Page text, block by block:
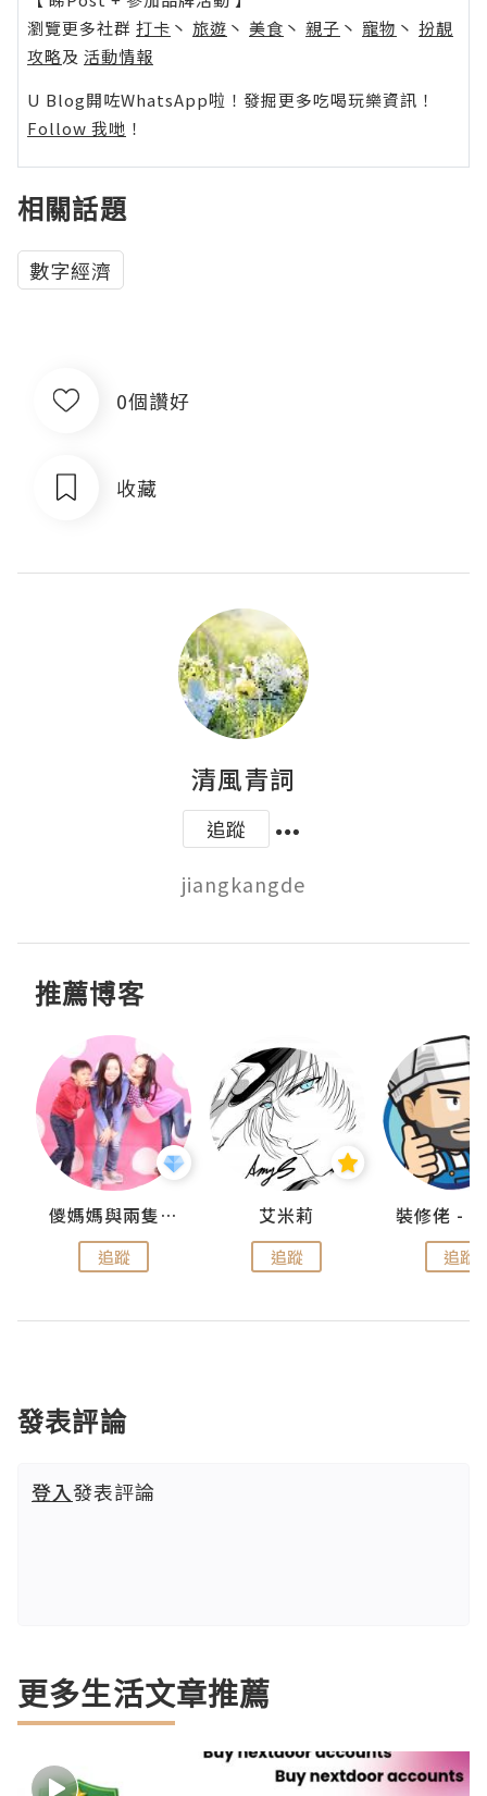
瀏覽更多社群 打卡 丶 旅遊 丶 美食 丶 親子 丶 寵物 丶 扮靚
攻略及 活動情報
U Blog開咗WhatsApp啦！發掘更多吃喝玩樂資訊！
Follow 我哋 ！
相關話題
數字經濟
0個讚好
收藏
清風青詞
追蹤
jiangkangde
推薦博客
儍媽媽與兩隻小魔怪之家
追蹤
艾米莉
追蹤 追蹤
發表評論
登入發表評論
更多生活文章推薦